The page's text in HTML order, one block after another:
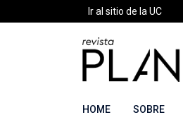
Ir al sitio de la UC
HOME SOBRE